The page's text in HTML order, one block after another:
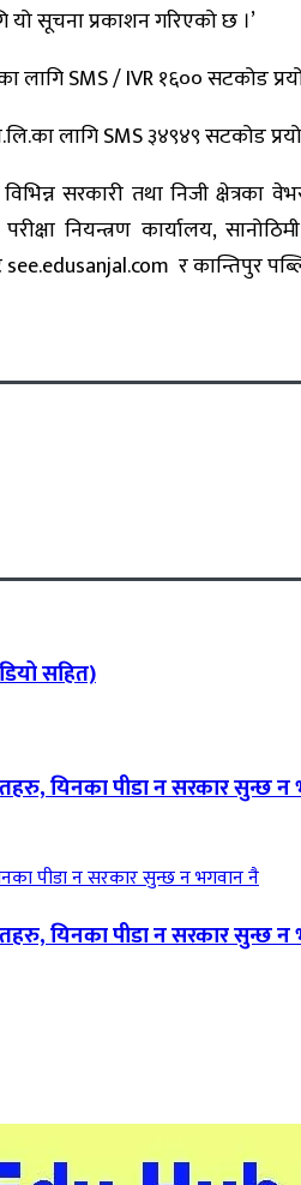
सूचना प्रकाशन गरिएको छ ।’
लागि SMS / IVR १६०० सटकोड
लागि SMS ३४९४९ सटकोड
सरकारी तथा निजी क्षेत्रका
परीक्षा नियन्त्रण कार्यालय,
र कान्तिपुर
सहित)
यिनका पीडा न सरकार सुन्छ न
यिनका पीडा न सरकार सुन्छ न